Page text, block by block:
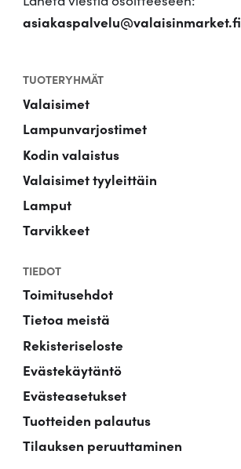
asiakaspalvelu@valaisinmarket.fi
TUOTERYHMÄT
Valaisimet
Lampunvarjostimet
Kodin valaistus
Valaisimet tyyleittäin
Lamput
Tarvikkeet
TIEDOT
Toimitusehdot
Tietoa meistä
Rekisteriseloste
Evästekäytäntö
Evästeasetukset
Tuotteiden palautus
Tilauksen peruuttaminen